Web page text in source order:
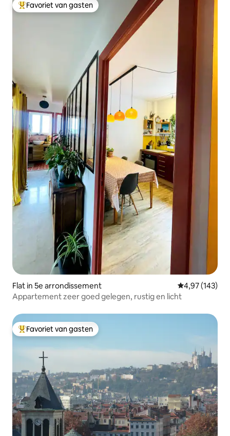
Topfavoriet van gasten
Favoriet van gasten
Flat in 5e arrondissement Gemiddelde
4,97 (143)
Appartement zeer goed gelegen, rustig en licht
Topfavoriet van gasten
Favoriet van gasten